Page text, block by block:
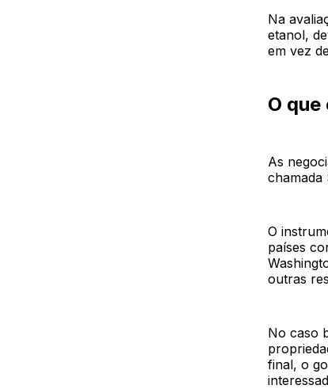
Na
etanol,
em vez
O que
As
chamada
O
países
outras
No caso
final, o